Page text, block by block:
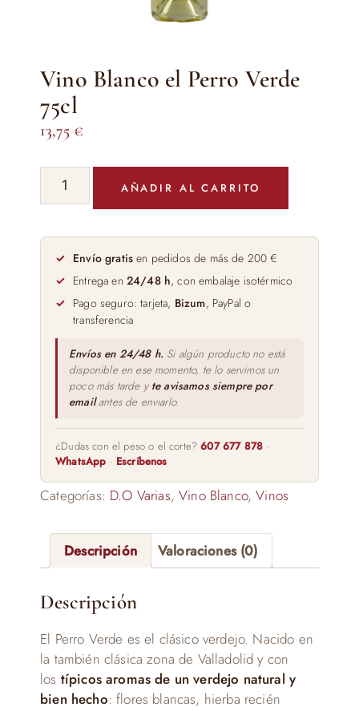
Vino Blanco el Perro Verde
75cl
13,75 €
Vino
Blanco
Perro
Verde
75cl
cantidad
AÑADIR AL CARRITO
Envío gratis en pedidos de más de 200 €
Entrega en 24/48 h, con embalaje isotérmico
Pago seguro: tarjeta, Bizum, PayPal o
transferencia
Envíos en 24/48 h. Si algún producto no está
disponible en ese momento, te lo servimos un
poco más tarde y te avisamos siempre por
emailantes de enviarlo.
¿Dudas con el peso o el corte?607 677 878 ·
WhatsApp · Escríbenos
Categorías: D.O Varias,Vino Blanco,Vinos
Descripción Valoraciones (0)
Descripción
El Perro Verde es el clásico verdejo. Nacido en
la también clásica zona de Valladolid y con
los típicos aromas de un verdejo natural y
bien hecho: flores blancas, hierba recién